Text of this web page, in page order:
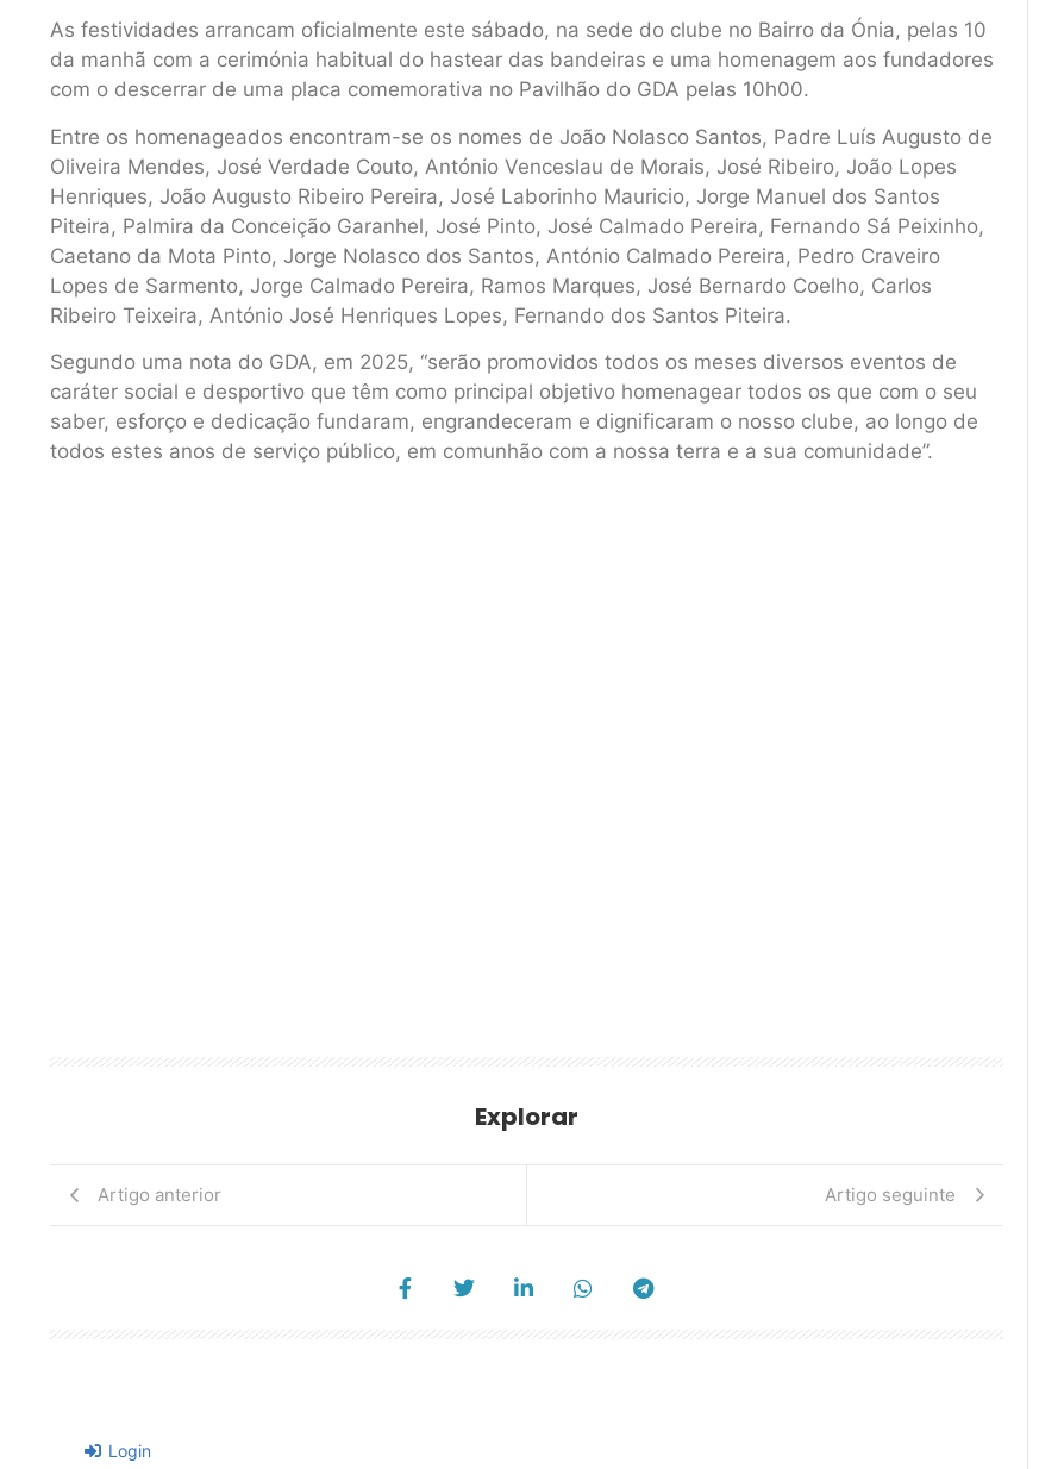
As festividades arrancam oficialmente este sábado, na sede do clube no Bairro da Ónia, pelas 10
da manhã com a cerimónia habitual do hastear das bandeiras e uma homenagem aos fundadores
com o descerrar de uma placa comemorativa no Pavilhão do GDA pelas 10h00.
Entre os homenageados encontram-se os nomes de João Nolasco Santos, Padre Luís Augusto de
Oliveira Mendes, José Verdade Couto, António Venceslau de Morais, José Ribeiro, João Lopes
Henriques, João Augusto Ribeiro Pereira, José Laborinho Mauricio, Jorge Manuel dos Santos
Piteira, Palmira da Conceição Garanhel, José Pinto, José Calmado Pereira, Fernando Sá Peixinho,
Caetano da Mota Pinto, Jorge Nolasco dos Santos, António Calmado Pereira, Pedro Craveiro
Lopes de Sarmento, Jorge Calmado Pereira, Ramos Marques, José Bernardo Coelho, Carlos
Ribeiro Teixeira, António José Henriques Lopes, Fernando dos Santos Piteira.
Segundo uma nota do GDA, em 2025, “serão promovidos todos os meses diversos eventos de
caráter social e desportivo que têm como principal objetivo homenagear todos os que com o seu
saber, esforço e dedicação fundaram, engrandeceram e dignificaram o nosso clube, ao longo de
todos estes anos de serviço público, em comunhão com a nossa terra e a sua comunidade”.
Explorar
Artigo anterior Artigo seguinte
Login